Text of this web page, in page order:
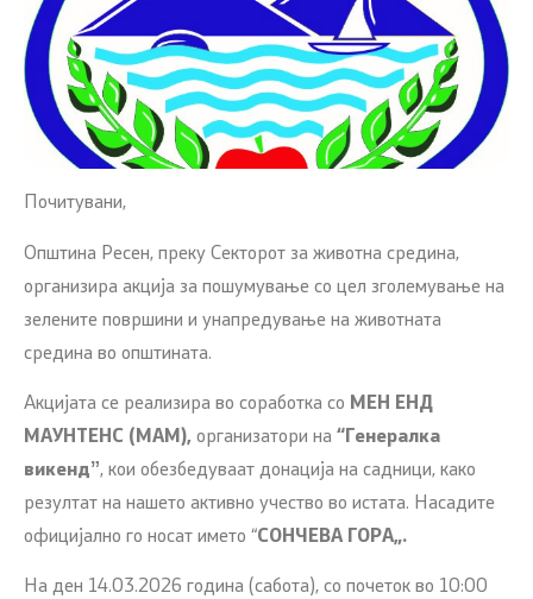
Почитувани,
Општина Ресен, преку Секторот за животна средина,
организира акција за пошумување со цел зголемување на
зелените површини и унапредување на животната
средина во општината.
Акцијата се реализира во соработка со МЕН ЕНД
МАУНТЕНС (МАМ), организатори на “Генералка
викендˮ, кои обезбедуваат донација на садници, како
резултат на нашето активно учество во истата. Насадите
официјално го носат името “СОНЧЕВА ГОРА„.
На ден 14.03.2026 година (сабота), со почеток во 10:00